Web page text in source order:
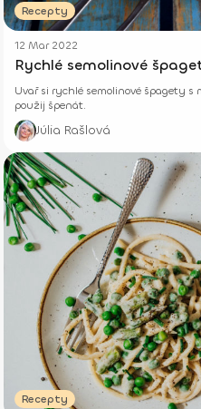
Recepty
12 Mar 2022
Rychlé semolinové
Uvař si rychlé semolinové špagety s
použij špenát.
Júlia Rašlová
Recepty